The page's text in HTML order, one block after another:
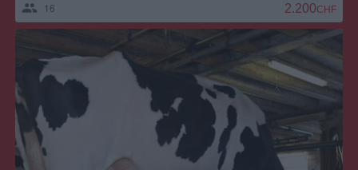
16
2.200,00